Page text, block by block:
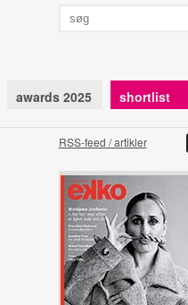
awards 2025 shortlist
RSS-feed / artikler